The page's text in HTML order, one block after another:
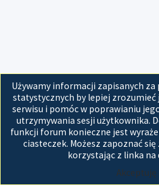
Używamy informacji zapisanych za
statystycznych by lepiej zrozumieć
serwisu i pomóc w poprawianiu
utrzymywania sesji użytkownika.
funkcji forum konieczne jest
ciasteczek. Możesz zapoznać
korzystając z linka na
Akceptuję